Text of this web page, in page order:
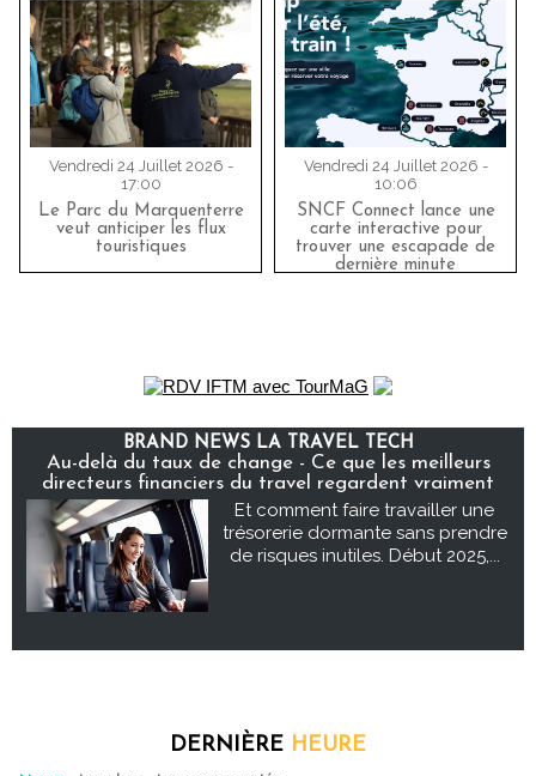
Vendredi 24 Juillet 2026 -
17:00
Le Parc du Marquenterre
veut anticiper les flux
touristiques
Vendredi 24 Juillet 2026 -
10:06
SNCF Connect lance une
carte interactive pour
trouver une escapade de
dernière minute
BRAND NEWS LA TRAVEL TECH
Au-delà du taux de change - Ce que les meilleurs
directeurs financiers du travel regardent vraiment
Et comment faire travailler une
trésorerie dormante sans prendre
de risques inutiles. Début 2025,...
DERNIÈRE HEURE